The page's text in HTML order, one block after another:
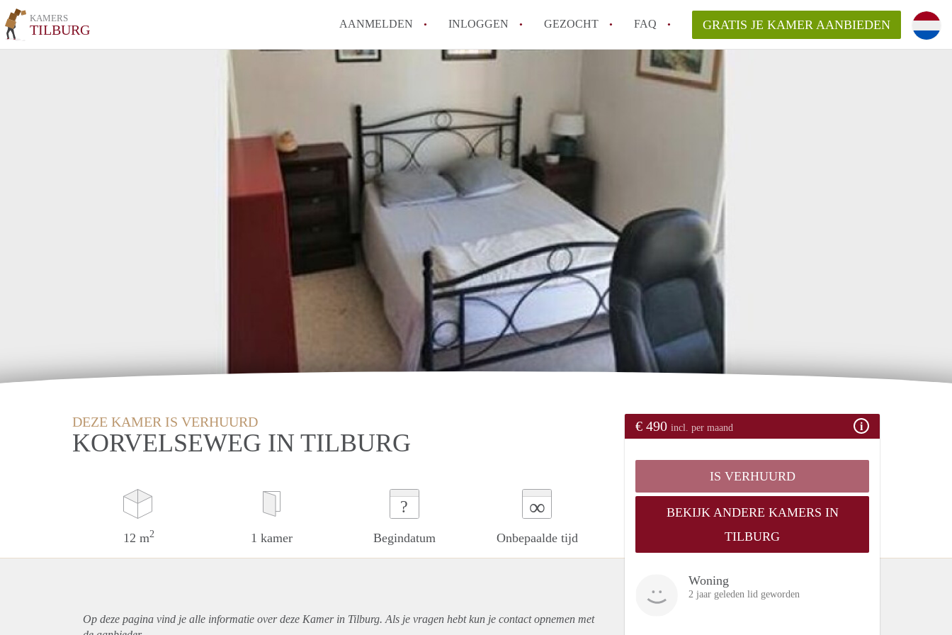
KAMERS
TILBURG AANMELDEN INLOGGEN GEZOCHT FAQ
How to translate KamersTilburg!
Wat is KamersTilburg?
Hoeveel kost het om te reageren op een Kamer in Tilburg?
Wat is de privacyverklaring van KamersTilburg?
Berekent KamersTilburg makelaarsvergoeding/bemiddelingsvergoeding?
Alle veelgestelde vragen
GRATIS JE KAMER AANBIEDEN
DEZE KAMER IS VERHUURD
KORVELSEWEG IN TILBURG
12 m2 1 kamer
?
Begindatum
∞
Onbepaalde tijd
€ 490 incl. per maand
IS VERHUURD
BEKIJK ANDERE KAMERS IN
TILBURG
Woning
2 jaar geleden lid geworden
Op deze pagina vind je alle informatie over deze Kamer in Tilburg. Als je vragen hebt kun je contact opnemen met